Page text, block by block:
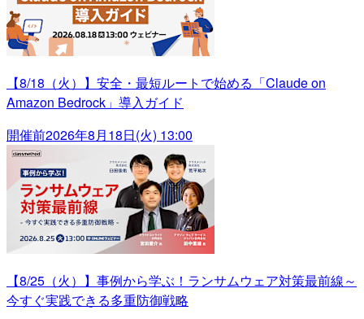
【8/18（火）】安全・最短ルートで始める「Claude on
Amazon Bedrock」導入ガイド
開催前2026年8月18日(火) 13:00
【8/25（火）】事例から学ぶ！ランサムウェア対策最前線～
今すぐ実践できる多重防御戦略